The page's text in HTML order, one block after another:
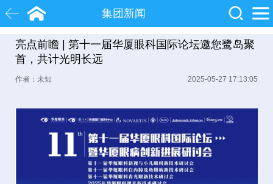
集团新闻
白内障
院士 糖尿病
亮点前瞻 | 第十一届华厦眼科国际论坛邀您鹭岛聚
首，共计光明长远
作者：未知 2025-05-27 17:13:05